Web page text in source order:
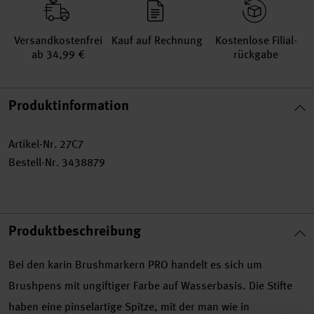
Versand­kosten­frei
ab 34,99 €
Kauf auf Rechnung
Kosten­lose Filial­
rückgabe
Produktinformation
Artikel-Nr. 27C7
Bestell-Nr. 3438879
Produktbeschreibung
Bei den karin Brushmarkern PRO handelt es sich um
Brushpens mit ungiftiger Farbe auf Wasserbasis. Die Stifte
haben eine pinselartige Spitze, mit der man wie in